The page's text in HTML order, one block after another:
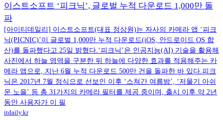
이스트소프트 ‘피크닉’, 글로벌 누적 다운로드 1,000만 돌
파
[아이티데일리] 이스트소프트(대표 정상원)는 자사의 카메라 앱 ‘피크
닉(PICNIC)’이 글로벌 1,000만 누적 다운로드(iOS, 안드로이드 OS 합
산)를 돌파했다고 25일 밝혔다.‘피크닉’은 인공지능(AI) 기술을 활용해
사진에서 하늘 영역을 구분한 뒤 하늘에 다양한 효과를 적용해주는 카
메라 앱으로, 지난 6월 누적 다운로드 500만 건을 돌파한 바 있다.피크
닉은 2017년 7월 정식으로 선보인 이후 ‘스쳐간 여름밤’, ‘저물기 아쉬
운 노을’ 등 총 31가지의 카메라 필터를 제공 중이며, 출시 이후 약 2년
동안 사용자가 이 필
itdaily.kr